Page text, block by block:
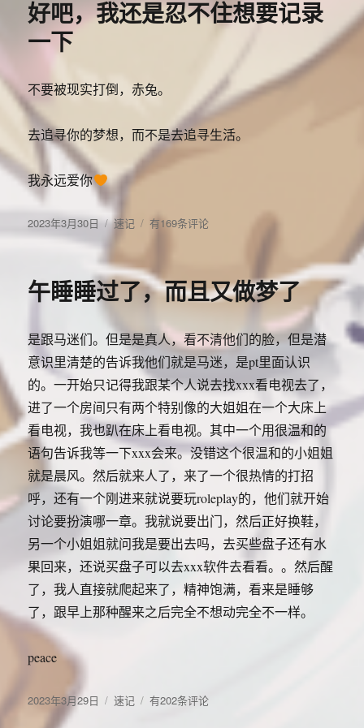
分
时
不
是
学
习
识，
而
在
不
断
重
复
正
确
的
道
路
好吧，我还是忍不住想要记录
一下
不要被现实打倒，赤兔。
去追寻你的梦想，而不是去追寻生活。
我永远爱你
发
布
2023年3月30日
分
速记
好
还
是
住
想
要
记
录
一
下
有169条评论
午睡睡过了，而且又做梦了
是跟马迷们。但是是真人，看不清他们的脸，但是潜
意识里清楚的告诉我他们就是马迷，是pt里面认识
的。一开始只记得我跟某个人说去找xxx看电视去了，
进了一个房间只有两个特别像的大姐姐在一个大床上
看电视，我也趴在床上看电视。其中一个用很温和的
语句告诉我等一下xxx会来。没错这个很温和的小姐姐
就是晨风。然后就来人了，来了一个很热情的打招
呼，还有一个刚进来就说要玩roleplay的，他们就开始
讨论要扮演哪一章。我就说要出门，然后正好换鞋，
另一个小姐姐就问我是要出去吗，去买些盘子还有水
果回来，还说买盘子可以去xxx软件去看看。。然后醒
了，我人直接就爬起来了，精神饱满，看来是睡够
了，跟早上那种醒来之后完全不想动完全不一样。
peace
发
2023年3月29日
分
速记
午
有202条评论